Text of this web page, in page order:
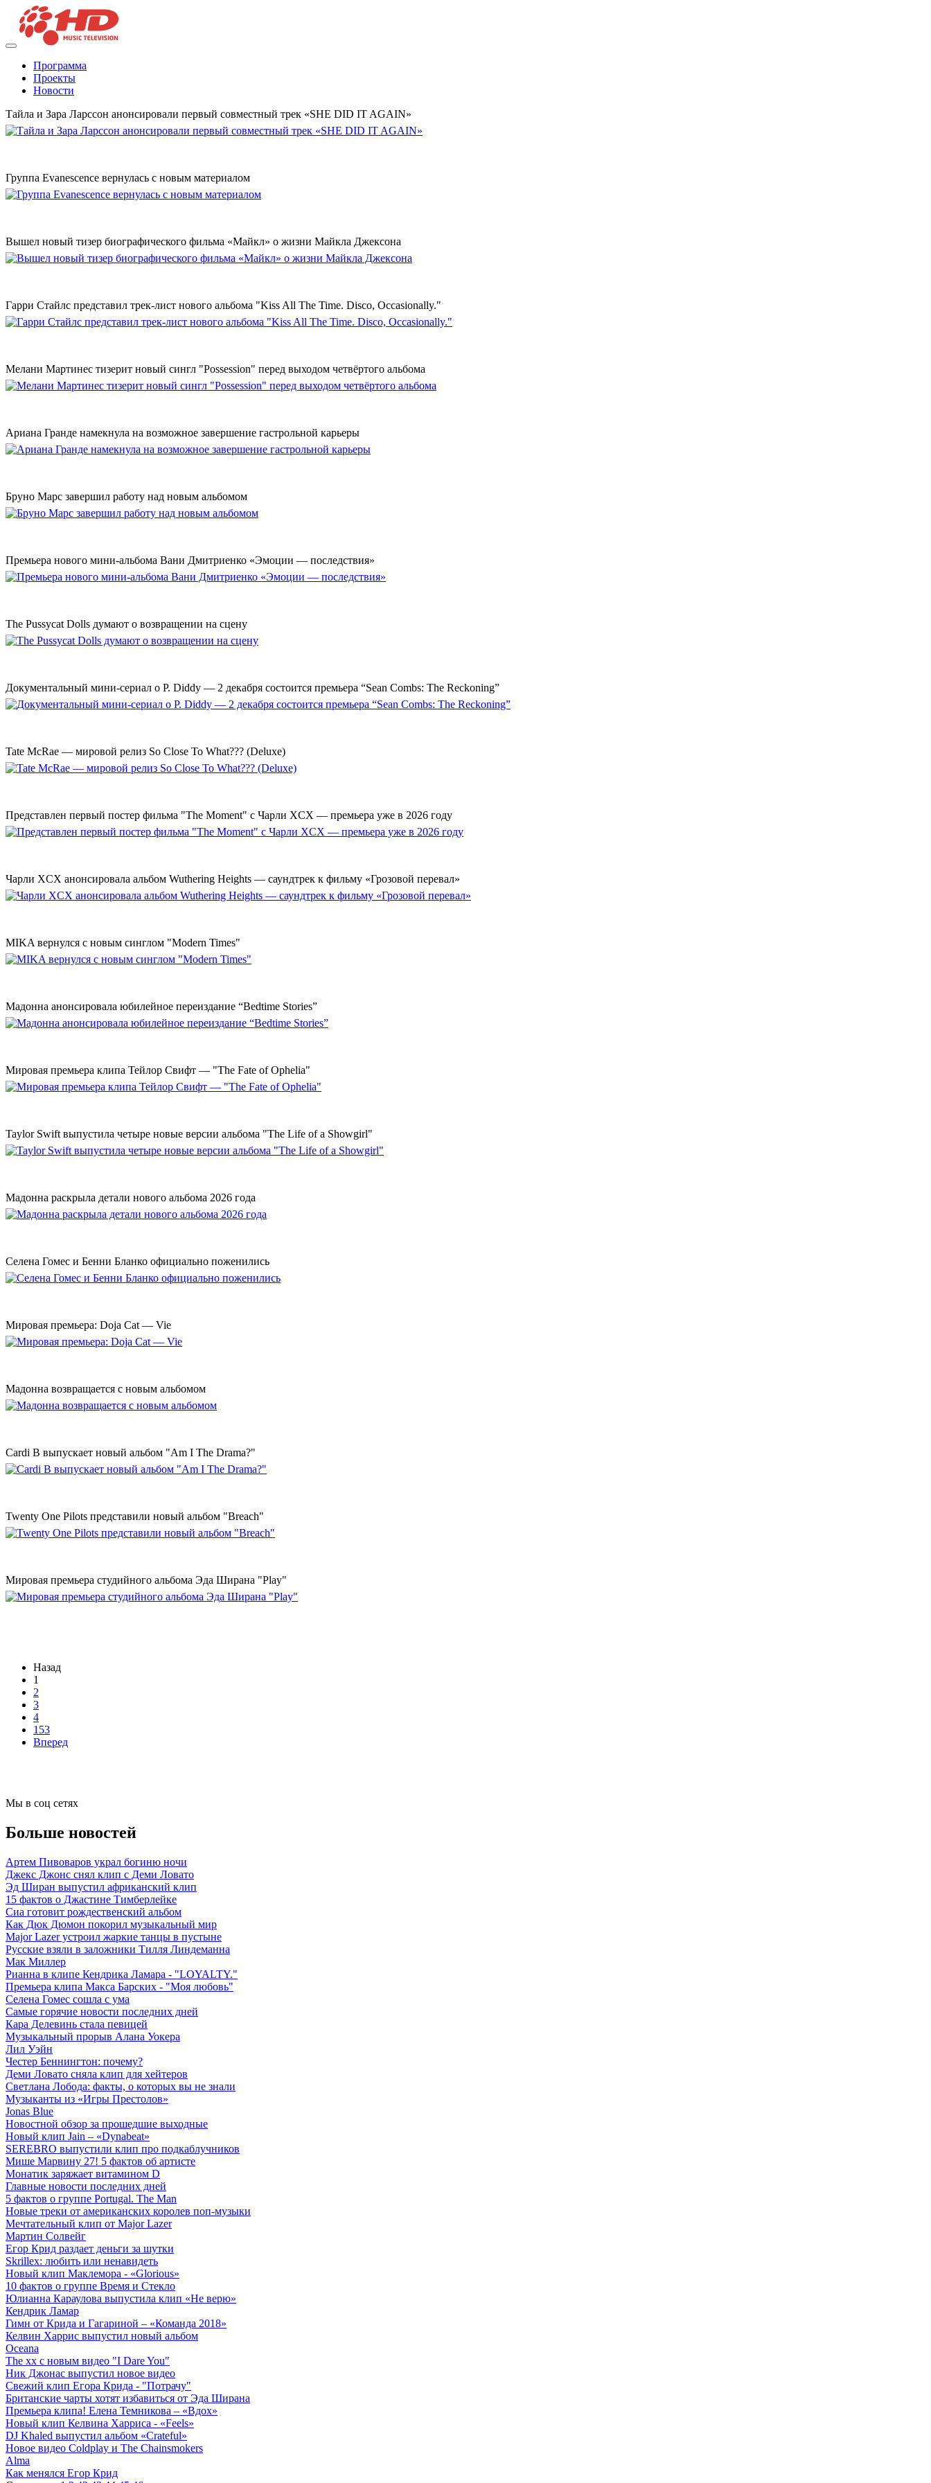
Программа
Проекты
Новости
Тайла и Зара Ларссон анонсировали первый совместный трек «SHE DID IT AGAIN»
Группа Evanescence вернулась с новым материалом
Вышел новый тизер биографического фильма «Майкл» о жизни Майкла Джексона
Гарри Стайлс представил трек-лист нового альбома "Kiss All The Time. Disco, Occasionally."
Мелани Мартинес тизерит новый сингл "Possession" перед выходом четвёртого альбома
Ариана Гранде намекнула на возможное завершение гастрольной карьеры
Бруно Марс завершил работу над новым альбомом
Премьера нового мини-альбома Вани Дмитриенко «Эмоции — последствия»
The Pussycat Dolls думают о возвращении на сцену
Документальный мини-сериал о P. Diddy — 2 декабря состоится премьера “Sean Combs: The Reckoning”
Tate McRae — мировой релиз So Close To What??? (Deluxe)
Представлен первый постер фильма "The Moment" с Чарли XCX — премьера уже в 2026 году
Чарли XCX анонсировала альбом Wuthering Heights — саундтрек к фильму «Грозовой перевал»
MIKA вернулся с новым синглом "Modern Times"
Мадонна анонсировала юбилейное переиздание “Bedtime Stories”
Мировая премьера клипа Тейлор Свифт — "The Fate of Ophelia"
Taylor Swift выпустила четыре новые версии альбома "The Life of a Showgirl"
Мадонна раскрыла детали нового альбома 2026 года
Селена Гомес и Бенни Бланко официально поженились
Мировая премьера: Doja Cat — Vie
Мадонна возвращается с новым альбомом
Cardi B выпускает новый альбом "Am I The Drama?"
Twenty One Pilots представили новый альбом "Breach"
Мировая премьера студийного альбома Эда Ширана "Play"
Назад
1
2
3
4
153
Вперед
Мы в соц сетях
Больше новостей
Артем Пивоваров украл богиню ночи
Джекс Джонс снял клип с Деми Ловато
Эд Ширан выпустил африканский клип
15 фактов о Джастине Тимберлейке
Сиа готовит рождественский альбом
Как Дюк Дюмон покорил музыкальный мир
Major Lazer устроил жаркие танцы в пустыне
Русские взяли в заложники Тилля Линдеманна
Мак Миллер
Рианна в клипе Кендрика Ламара - "LOYALTY."
Премьера клипа Макса Барских - "Моя любовь"
Селена Гомес сошла с ума
Самые горячие новости последних дней
Кара Делевинь стала певицей
Музыкальный прорыв Алана Уокера
Лил Уэйн
Честер Беннингтон: почему?
Деми Ловато сняла клип для хейтеров
Светлана Лобода: факты, о которых вы не знали
Музыканты из «Игры Престолов»
Jonas Blue
Новостной обзор за прошедшие выходные
Новый клип Jain – «Dynabeat»
SEREBRO выпустили клип про подкаблучников
Мише Марвину 27! 5 фактов об артисте
Монатик заряжает витамином D
Главные новости последних дней
5 фактов о группе Portugal. The Man
Новые треки от американских королев поп-музыки
Мечтательный клип от Major Lazer
Мартин Солвейг
Егор Крид раздает деньги за шутки
Skrillex: любить или ненавидеть
Новый клип Маклемора - «Glorious»
10 фактов о группе Время и Стекло
Юлианна Караулова выпустила клип «Не верю»
Кендрик Ламар
Гимн от Крида и Гагариной – «Команда 2018»
Келвин Харрис выпустил новый альбом
Oceana
The xx с новым видео "I Dare You"
Ник Джонас выпустил новое видео
Свежий клип Егора Крида - "Потрачу"
Британские чарты хотят избавиться от Эда Ширана
Премьера клипа! Елена Темникова – «Вдох»
Новый клип Келвина Харриса - «Feels»
DJ Khaled выпустил альбом «Crateful»
Новое видео Coldplay и The Chainsmokers
Alma
Как менялся Егор Крид